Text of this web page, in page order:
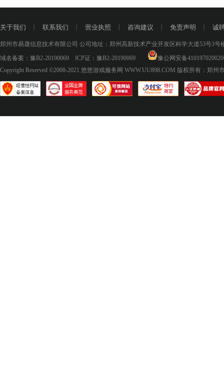
关于我们 联系我们 营业执照 咨询建议 免责声明 诚
郑州市易晟信息技术有限公司 公司地址：郑州高新技术产业开发区科学大道53号3号
域名备案： 豫B2-20190069 ICP证： 豫B2-20190069
豫公网安备
Copyright Reserved ©2008-2021 悠悠游戏服务网 WWW.UU898.COM 版权所有：郑州